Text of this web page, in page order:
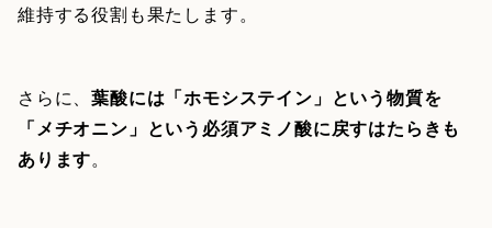
維持する役割も果たします。
さらに、葉酸には「ホモシステイン」という物質を
「メチオニン」という必須アミノ酸に戻すはたらきも
あります。